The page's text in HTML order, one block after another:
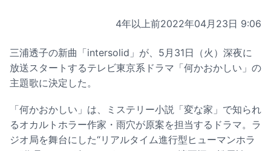
4年以上前2022年04月23日 9:06
三浦透子の新曲「intersolid」が、5月31日（火）深夜に
放送スタートするテレビ東京系ドラマ「何かおかしい」の
主題歌に決定した。
「何かおかしい」は、ミステリー小説「変な家」で知られ
るオカルトホラー作家・雨穴が原案を担当するドラマ。ラ
ジオ局を舞台にした“リアルタイム進行型ヒューマンホラ